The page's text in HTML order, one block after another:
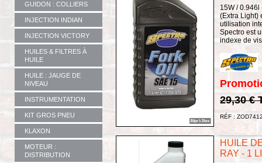
GUIDON : COLLIERS
INJECTION INDIAN
INJECTION VICTORY
HUILES & FILTRES À
HUILE
HUILE : JAUGE DE
NIVEAU
INSTRUMENTATION
KIT GROS PNEU
KLAXON
MOTEUR :
DISTRIBUTION
15W / 0.946l
(Extra Light)
utilisation
Spectro est
indexe de
29,30 €
RÉF :
HUILE
RAY - 1